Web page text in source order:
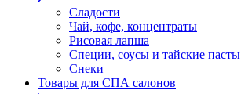
Сладости
Чай, кофе, концентраты
Рисовая лапша
Специи, соусы и тайские пасты
Снеки
Товары для СПА салонов